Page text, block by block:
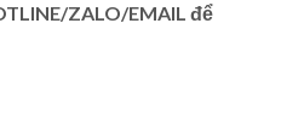
ZALO/EMAIL để